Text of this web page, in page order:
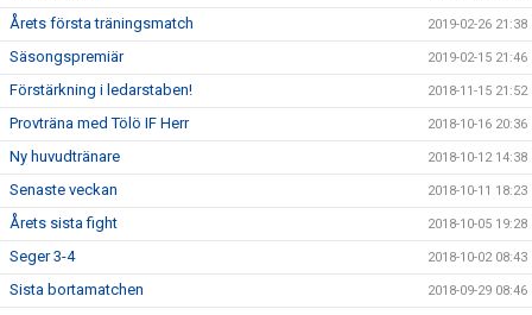
Årets första träningsmatch 2019-02-26 21:38
Säsongspremiär 2019-02-15 21:46
Förstärkning i ledarstaben! 2018-11-15 21:52
Provträna med Tölö IF Herr 2018-10-16 20:36
Ny huvudtränare 2018-10-12 14:38
Senaste veckan 2018-10-11 18:23
Årets sista fight 2018-10-05 19:28
Seger 3-4 2018-10-02 08:43
Sista bortamatchen 2018-09-29 08:46